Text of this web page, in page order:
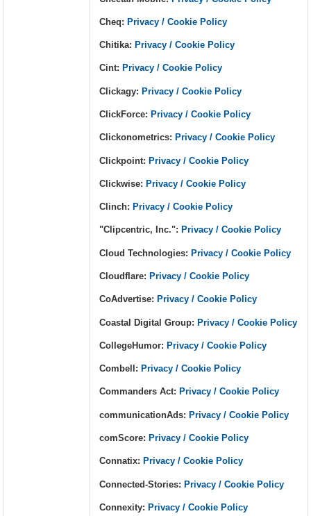
Cheq: Privacy / Cookie Policy
Chitika: Privacy / Cookie Policy
Cint: Privacy / Cookie Policy
Clickagy: Privacy / Cookie Policy
ClickForce: Privacy / Cookie Policy
Clickonometrics: Privacy / Cookie Policy
Clickpoint: Privacy / Cookie Policy
Clickwise: Privacy / Cookie Policy
Clinch: Privacy / Cookie Policy
"Clipcentric, Inc.": Privacy / Cookie Policy
Cloud Technologies: Privacy / Cookie Policy
Cloudflare: Privacy / Cookie Policy
CoAdvertise: Privacy / Cookie Policy
Coastal Digital Group: Privacy / Cookie Policy
CollegeHumor: Privacy / Cookie Policy
Combell: Privacy / Cookie Policy
Commanders Act: Privacy / Cookie Policy
communicationAds: Privacy / Cookie Policy
comScore: Privacy / Cookie Policy
Connatix: Privacy / Cookie Policy
Connected-Stories: Privacy / Cookie Policy
Connexity: Privacy / Cookie Policy